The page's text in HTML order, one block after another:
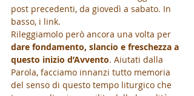
post precedenti, da giovedì a sabato. In
basso, i link.
Rileggiamolo però ancora una volta per
dare fondamento, slancio e freschezza a
questo inizio d’Avvento. Aiutati dalla
Parola, facciamo innanzi tutto memoria
del senso di questo tempo liturgico che